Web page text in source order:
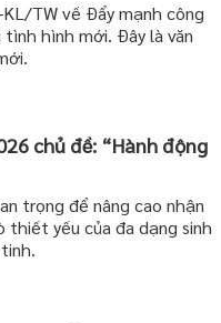
TW về Đẩy mạnh công
hình mới. Đây là văn
chủ đề: “Hành động
trọng để nâng cao nhận
yếu của đa dạng sinh